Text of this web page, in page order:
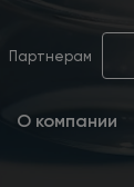
Партнерам
О компании